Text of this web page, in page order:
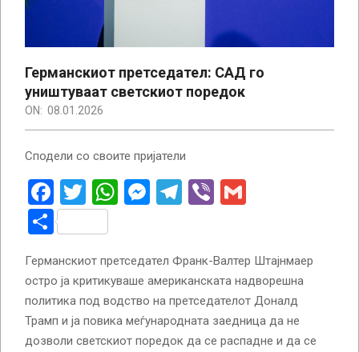
Германскиот претседател: САД го
уништуваат светскиот поредок
ON: 08.01.2026
Сподели со своите пријатели
Facebook
Twitter
WhatsApp
Messenger
Telegram
Viber
Share
Германскиот претседател Франк-Валтер Штајнмаер
остро ја критикуваше американската надворешна
политика под водство на претседателот Доналд
Трамп и ја повика меѓународната заедница да не
дозволи светскиот поредок да се распадне и да се